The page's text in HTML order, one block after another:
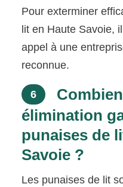
Pour exterminer
lit en Haute Savoie,
appel à une
reconnue.
6
élimination
punaises de
Savoie ?
Les punaises de lit